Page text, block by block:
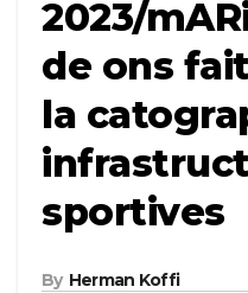
2023/
de ons
la
sportives
By Herman Koffi